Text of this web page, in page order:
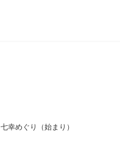
七幸めぐり（始まり）